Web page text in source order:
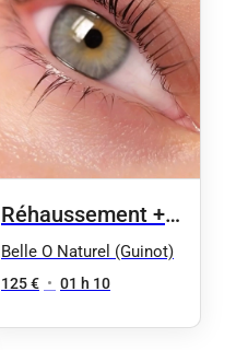
Réhaussement +
Teinture Cils +
massage nuque et
Belle O Naturel (Guinot)
125 € • 01 h 10